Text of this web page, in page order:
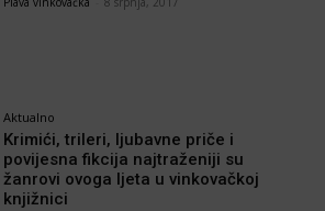
Aktualno
Krimići, trileri, ljubavne priče i
povijesna fikcija najtraženiji su
žanrovi ovoga ljeta u vinkovačkoj
knjižnici